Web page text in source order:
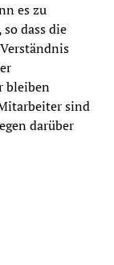
es zu
dass die
bleiben
sind
darüber